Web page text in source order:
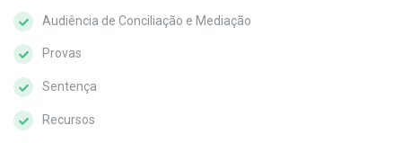
Audiência de Conciliação e Mediação
Provas
Sentença
Recursos